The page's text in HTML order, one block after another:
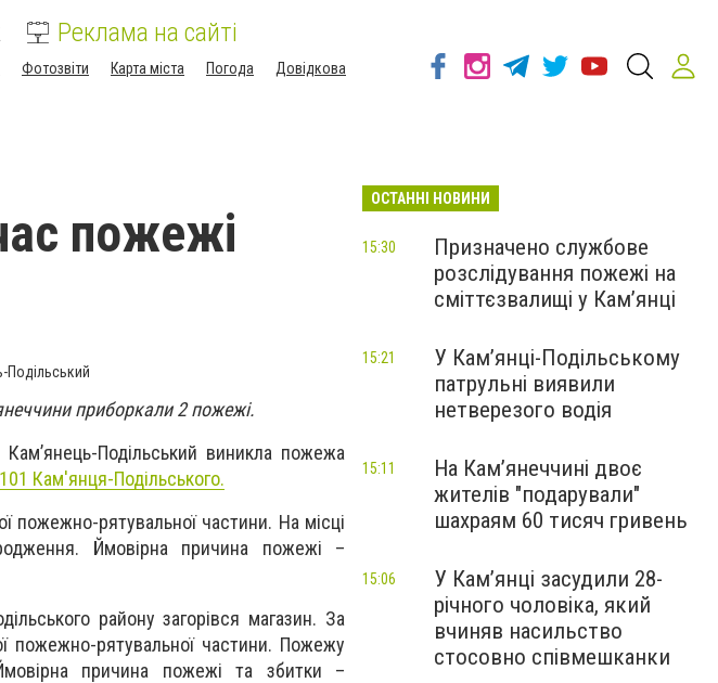
Реклама на сайті
Фотозвіти Карта міста Погода
Довідкова
пожежі
Подільський
приборкали 2 пожежі.
Подільський виникла пожежа
Кам'янця-Подільського.
пожежно-рятувальної частини. На місці
Ймовірна причина пожежі –
району загорівся магазин. За
пожежно-рятувальної частини. Пожежу
причина пожежі та збитки –
ОСТАННІ НОВИНИ
Призначено службове
розслідування пожежі на
сміттєзвалищі у Кам’янці
15:30
У Кам’янці-Подільському
патрульні виявили
нетверезого водія
15:21
На Камʼянеччині двоє
жителів "подарували"
шахраям 60 тисяч гривень
15:11
У Камʼянці засудили 28-
річного чоловіка, який
вчиняв насильство
стосовно співмешканки
15:06